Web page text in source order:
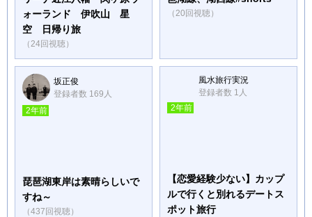
ォーランド 伊吹山 星
空 日帰り旅
（24回視聴）
（20回視聴）
坂正俊
登録者数 169人
2年前
琵琶湖東岸は素晴らしいで
すね～
（437回視聴）
風水旅行実況
登録者数 1人
2年前
【恋愛経験少ない】カップ
ルで行くと別れるデートス
ポット旅行